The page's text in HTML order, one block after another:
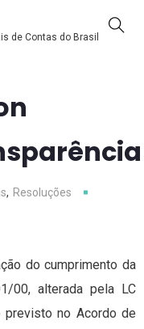
de Contas do Brasil
, Resoluções
do cumprimento da
00, alterada pela LC
no Acordo de